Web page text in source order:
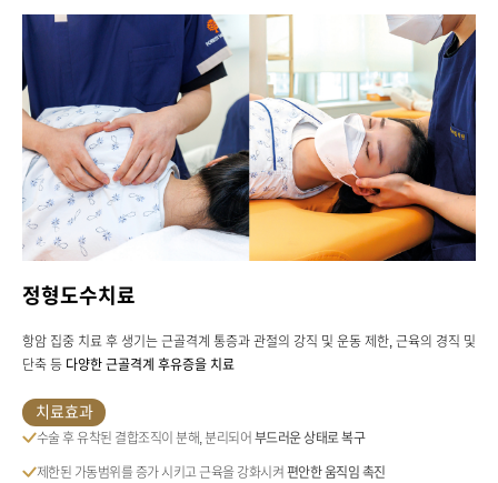
정형도수치료
항암 집중 치료 후 생기는 근골격계 통증과 관절의 강직 및 운동 제한, 근육의 경직 및
단축 등 다양한 근골격계 후유증을 치료
치료효과
수술 후 유착된 결합조직이 분해, 분리되어 부드러운 상태로 복구
제한된 가동범위를 증가 시키고 근육을 강화시켜 편안한 움직임 촉진